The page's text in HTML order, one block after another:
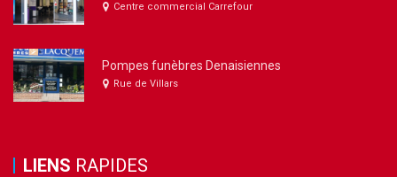
Centre commercial Carrefour
Pompes funèbres Denaisiennes
Rue de Villars
LIENS RAPIDES